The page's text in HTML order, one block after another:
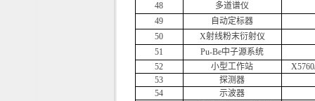
48
多道谱仪
49
自动定标器
50
X射线粉末衍射仪
51
Pu-Be中子源系统
52
小型工作站
53
探测器
54
示波器